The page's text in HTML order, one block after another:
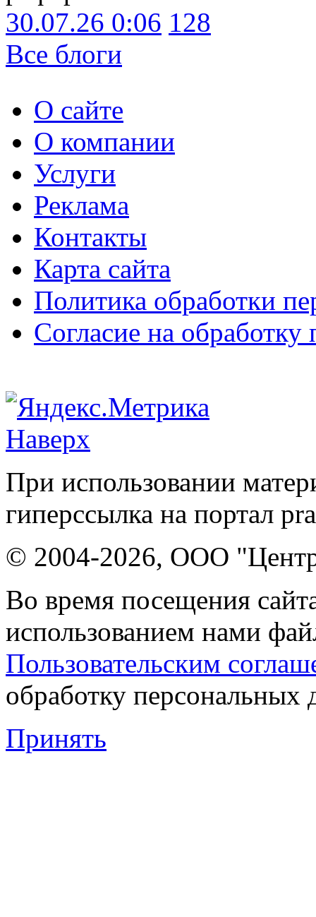
30.07.26 0:06 128
Все блоги
О сайте
О компании
Услуги
Реклама
Контакты
Карта сайта
Политика обработки
Согласие на
Наверх
При использовании
гиперссылка на портал
© 2004-2026, ООО "Центр
Во время посещения
использованием нами
Пользовательским
обработку персональных
Принять